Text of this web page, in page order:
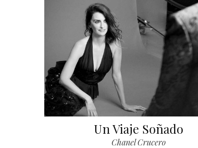
Un Viaje Soñado
Chanel Crucero